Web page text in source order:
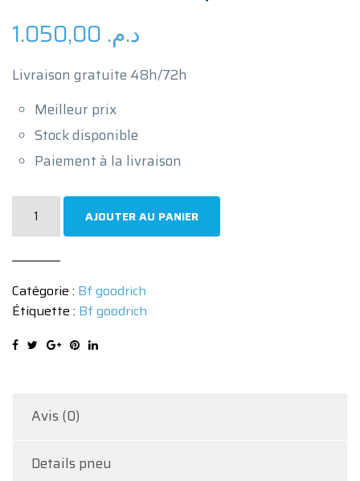
د.م.
Livraison gratuite 48h/72h
Meilleur prix
Stock disponible
Paiement à la livraison
quantité
goodrich
ADVANTAGE
205/45
AJOUTER AU PANIER
Catégorie : Bf goodrich
Étiquette : Bf goodrich
Avis (0)
Details pneu